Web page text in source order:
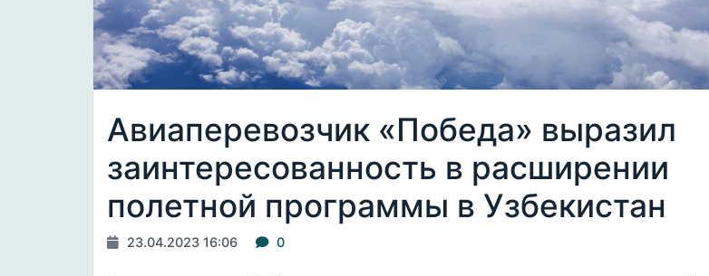
Авиаперевозчик «Победа» выразил
заинтересованность в расширении
полетной программы в Узбекистан
23.04.2023 16:06 0